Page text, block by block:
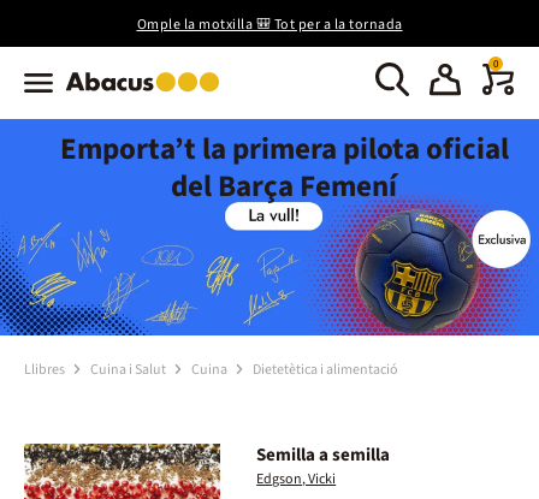
Omple la motxilla 🎒 Tot per a la tornada
0
Emporta’t la primera pilota oficial
del Barça Femení
Llibres Cuina i Salut Cuina Dietetètica i alimentació
Semilla a semilla
Edgson, Vicki